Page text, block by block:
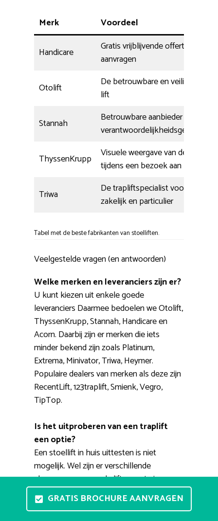
Merk Voordeel
Handicare
Gratis vrijblijvende offerte
aanvragen
Otolift
De betrouwbare en veilige
lift
Stannah
Betrouwbare aanbieder met
verantwoordelijkheidsgevoel
ThyssenKrupp
Visuele weergave van de lift
tijdens een bezoek aan huis
Triwa
De trapliftspecialist voor
zakelijk en particulier
Tabel met de beste fabrikanten van stoelliften.
Veelgestelde vragen (en antwoorden)
Welke merken en leveranciers zijn er?
U kunt kiezen uit enkele goede
leveranciers Daarmee bedoelen we Otolift,
ThyssenKrupp, Stannah, Handicare en
Acorn. Daarbij zijn er merken die iets
minder bekend zijn zoals Platinum,
Extrema, Minivator, Triwa, Heymer.
Populaire dealers van merken als deze zijn
RecentLift, 123traplift, Smienk, Vegro,
TipTop.
Is het uitproberen van een traplift
een optie?
Een stoellift in huis uittesten is niet
mogelijk. Wel zijn er verschillende
showrooms waar u de liften met eigen
ogen kunt zien en waar u kunt ervaren hoe
het nu precies werkt. Een adviseur zal u
GRATIS BROCHURE AANVRAGEN